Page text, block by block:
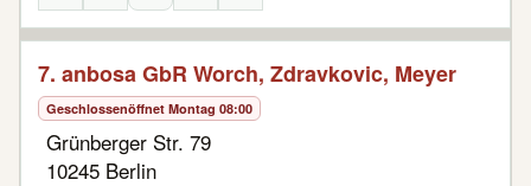
7. anbosa GbR Worch, Zdravkovic, Meyer
Geschlossenöffnet Montag 08:00
Grünberger Str. 79
10245 Berlin